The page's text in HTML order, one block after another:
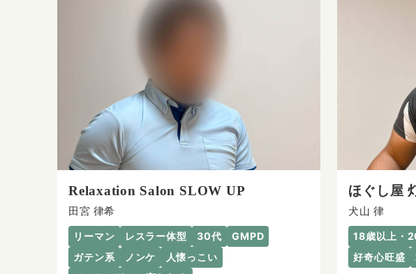
Relaxation Salon SLOW UP
田宮 律希
リーマン レスラー体型 30代
GMPD
ガテン系
ノンケ
人懐っこい
ほぐし屋
犬山 律
18歳以上・
好奇心旺盛